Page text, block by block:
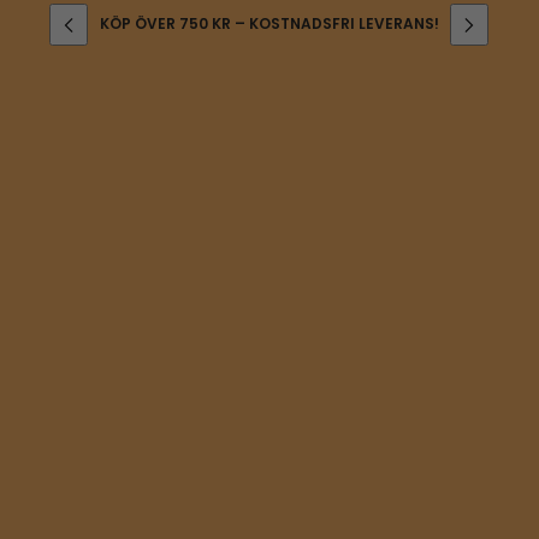
KÖP ÖVER 750 KR – KOSTNADSFRI LEVERANS!